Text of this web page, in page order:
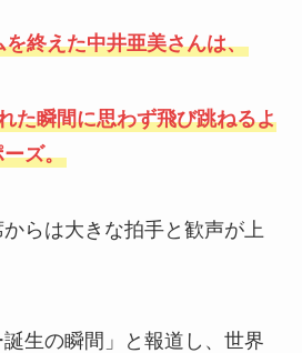
終えた中井亜美さんは、
た瞬間に思わず飛び跳ねるよ
ズ。
らは大きな拍手と歓声が上
生の瞬間」と報道し、世界